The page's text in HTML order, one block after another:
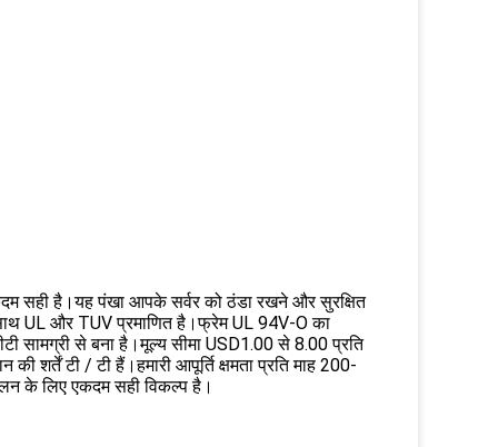
सही है।यह पंखा आपके सर्वर को ठंडा रखने और सुरक्षित
UL और TUV प्रमाणित है।फ्रेम UL 94V-O का
सामग्री से बना है।मूल्य सीमा USD1.00 से 8.00 प्रति
टी / टी हैं।हमारी आपूर्ति क्षमता प्रति माह 200-
के लिए एकदम सही विकल्प है।